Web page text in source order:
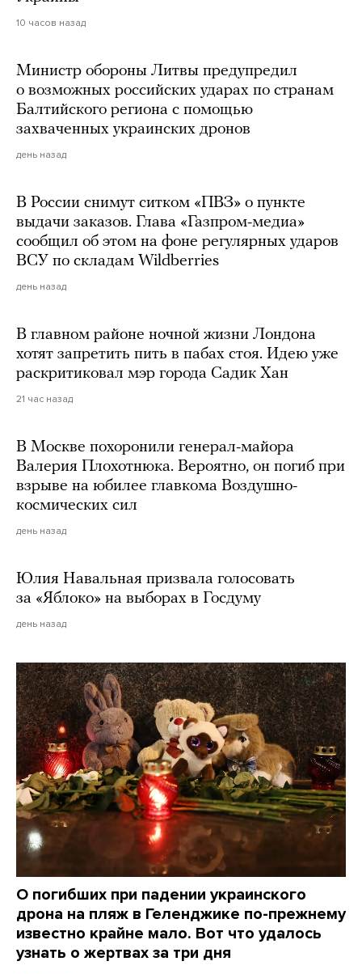
10 часов назад
Министр обороны Литвы предупредил
о возможных российских ударах по странам
Балтийского региона с помощью
захваченных украинских дронов
день назад
В России снимут ситком «ПВЗ» о пункте
выдачи заказов. Глава «Газпром-медиа»
сообщил об этом на фоне регулярных ударов
ВСУ по складам Wildberries
день назад
В главном районе ночной жизни Лондона
хотят запретить пить в пабах стоя. Идею уже
раскритиковал мэр города Садик Хан
21 час назад
В Москве похоронили генерал-майора
Валерия Плохотнюка. Вероятно, он погиб при
взрыве на юбилее главкома Воздушно-
космических сил
день назад
Юлия Навальная призвала голосовать
за «Яблоко» на выборах в Госдуму
день назад
О погибших при падении украинского
дрона на пляж в Геленджике по-прежнему
известно крайне мало. Вот что удалось
узнать о жертвах за три дня